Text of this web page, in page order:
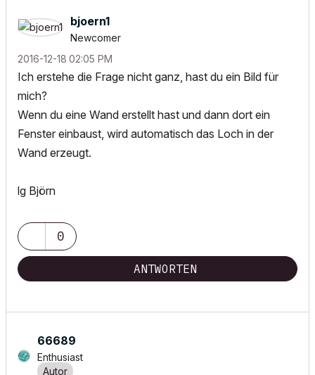
bjoern1
Newcomer
‎2016-12-18 02:05 PM
Ich erstehe die Frage nicht ganz, hast du ein Bild für
mich?
Wenn du eine Wand erstellt hast und dann dort ein
Fenster einbaust, wird automatisch das Loch in der
Wand erzeugt.
lg Björn
0
ANTWORTEN
66689
Enthusiast